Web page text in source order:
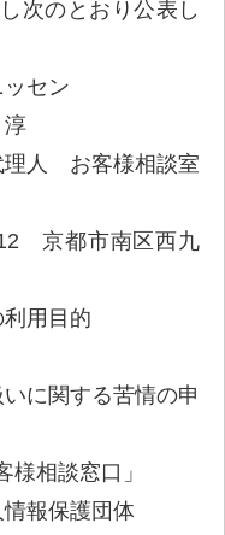
次のとおり公表し
セン
理人 お客様相談室
京都市南区西九
利用目的
に関する苦情の申
相談窓口」
情報保護団体